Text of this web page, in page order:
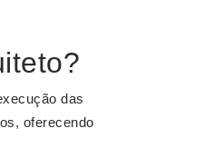
das
oferecendo